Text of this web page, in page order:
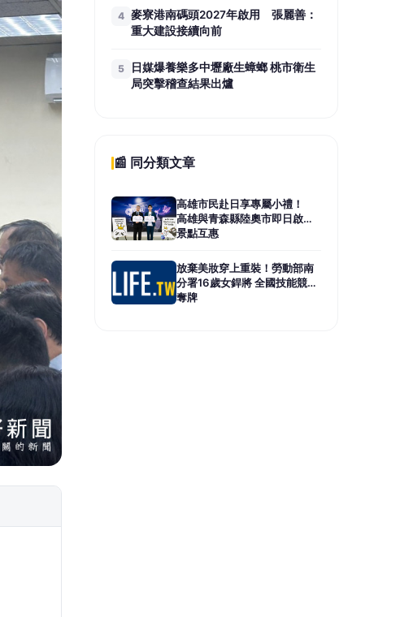
4 麥寮港南碼頭2027年啟用 張麗善：
重大建設接續向前
5
日媒爆養樂多中壢廠生蟑螂 桃市衛生
局突擊稽查結果出爐
📰 同分類文章
高雄市民赴日享專屬小禮！
高雄與青森縣陸奧市即日啟動
景點互惠
放棄美妝穿上重裝！勞動部南
分署16歲女銲將 全國技能競賽
奪牌